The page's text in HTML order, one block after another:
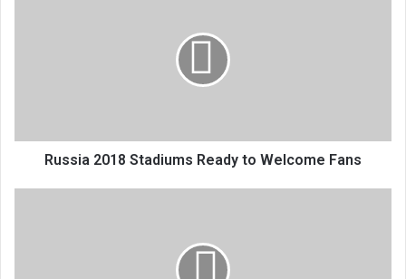
Russia 2018 Stadiums Ready to Welcome Fans